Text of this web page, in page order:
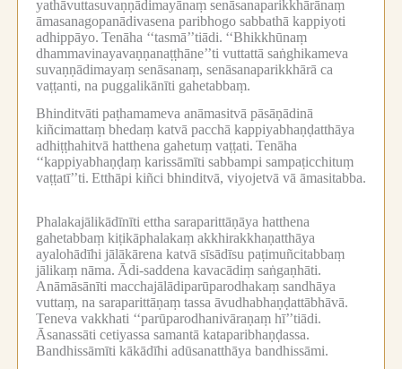
yathāvuttasuvaṇṇādimayānaṃ senāsanaparikkhārānaṃ
āmasanagopanādivasena paribhogo sabbathā kappiyoti
adhippāyo. Tenāha ‘‘tasmā’’tiādi. ‘‘Bhikkhūnaṃ
dhammavinayavaṇṇanaṭṭhāne’’ti vuttattā saṅghikameva
suvaṇṇādimayaṃ senāsanaṃ, senāsanaparikkhārā ca
vaṭṭanti, na puggalikānīti gahetabbaṃ.
Bhinditvāti paṭhamameva anāmasitvā pāsāṇādinā
kiñcimattaṃ bhedaṃ katvā pacchā kappiyabhaṇḍatthāya
adhiṭṭhahitvā hatthena gahetuṃ vaṭṭati. Tenāha
‘‘kappiyabhaṇḍaṃ karissāmīti sabbampi sampaṭicchituṃ
vaṭṭatī’’ti. Etthāpi kiñci bhinditvā, viyojetvā vā āmasitabba.
Phalakajālikādīnīti ettha saraparittāṇāya hatthena
gahetabbaṃ kiṭikāphalakaṃ akkhirakkhaṇatthāya
ayalohādīhi jālākārena katvā sīsādīsu paṭimuñcitabbaṃ
jālikaṃ nāma. Ādi-saddena kavacādiṃ saṅgaṇhāti.
Anāmāsānīti macchajālādiparūparodhakaṃ sandhāya
vuttaṃ, na saraparittāṇaṃ tassa āvudhabhaṇḍattābhāvā.
Teneva vakkhati ‘‘parūparodhanivāraṇaṃ hī’’tiādi.
Āsanassāti cetiyassa samantā kataparibhaṇḍassa.
Bandhissāmīti kākādīhi adūsanatthāya bandhissāmi.